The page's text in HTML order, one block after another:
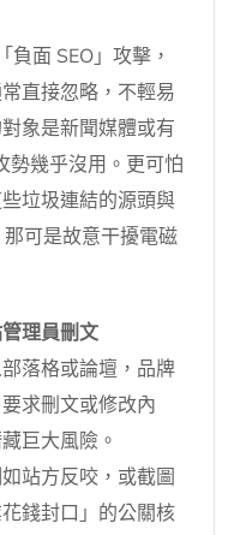
負面 SEO」攻擊，
直接忽略，不輕易
象是新聞媒體或有
勢幾乎沒用。更可怕
垃圾連結的源頭與
可是故意干擾電磁
理員刪文
落格或論壇，品牌
求刪文或修改內
巨大風險。
站方反咬，或截圖
錢封口」的公關核